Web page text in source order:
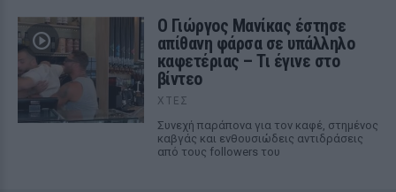
Ο Γιώργος Μανίκας έστησε
απίθανη φάρσα σε υπάλληλο
καφετέριας – Τι έγινε στο
βίντεο
ΧΤΕΣ
Συνεχή παράπονα για τον καφέ, στημένος
καβγάς και ενθουσιώδεις αντιδράσεις
από τους followers του